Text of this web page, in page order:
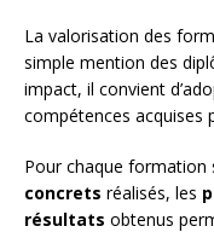
La valorisation des
simple mention des
impact, il convient
compétences acquises
Pour chaque formation
concrets réalisés, les
résultats obtenus